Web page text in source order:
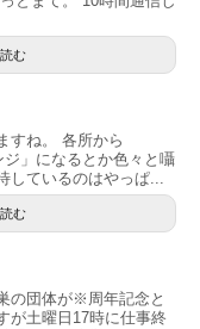
む
すね。 各所から
ジ」になるとか色々と囁
しているのはやっぱ...
む
の団体が※周年記念と
が土曜日17時に仕事終